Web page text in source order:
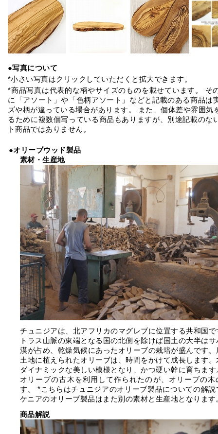
●写真について
*小さい写真はクリックしていただくと拡大できます。
*商品写真は代表的な柄やサイズのものを載せています。 そ
に「アソート」や「色柄アソート」などと記載のある商品は
ズや柄が違っている場合があります。 また、個体差や雰囲気
るために複数個写っている商品もありますが、別途記載のな
ト商品ではありません。
●オリーブウッド製品
素材・生産地
チュニジアは、北アフリカのマグレブに位置する共和国
トラス山脈の東端となる国の北側を除けば国土の大半は
漠が占め、乾燥気候にあったオリーブの栽培が盛んです
土地に植えられたオリーブは、時間をかけて成長します
ダイナミックな美しい模様となり、かつ硬い幹に育ちま
オリーブの古木を利用して作られたのが、オリーブの木
す。 *こちらはチュニジアのオリーブ製品についての解説
ケニアのオリーブ製品はまた別の素材と生産地となります
商品解説